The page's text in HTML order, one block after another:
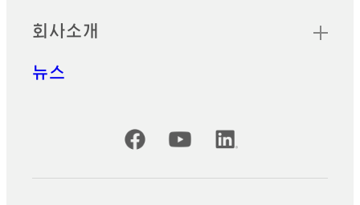
회사소개
뉴스
공식 SNS 계정